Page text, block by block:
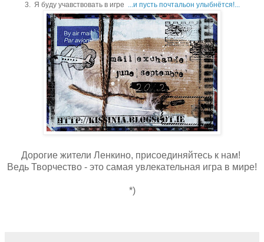
3. Я буду учавствовать в игре ...и пусть почтальон улыбнётся!...
Дорогие жители Ленкино, присоединяйтесь к нам!
Ведь Творчество - это самая увлекательная игра в мире!
*)